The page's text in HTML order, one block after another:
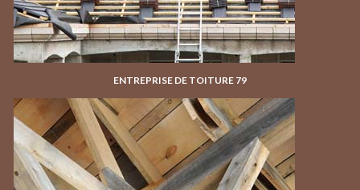
ENTREPRISE DE TOITURE 79